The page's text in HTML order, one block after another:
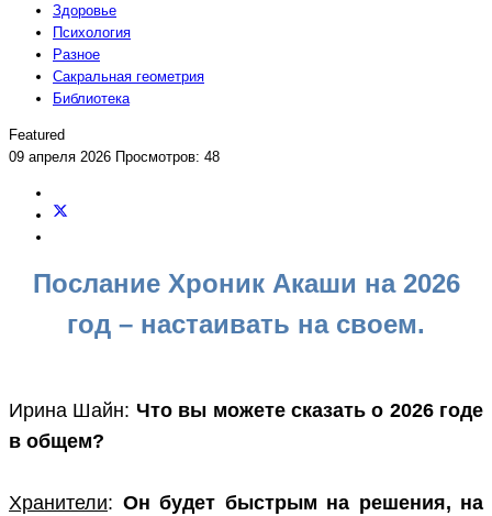
Здоровье
Психология
Разное
Сакральная геометрия
Библиотека
Featured
09 апреля 2026 Просмотров: 48
Послание Хроник Акаши на 2026
год – настаивать на своем.
Ирина Шайн: Что вы можете сказать о 2026 годе
в общем?
Хранители: Он будет быстрым на решения, на